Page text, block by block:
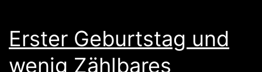
Erster Geburtstag und
wenig Zählbares